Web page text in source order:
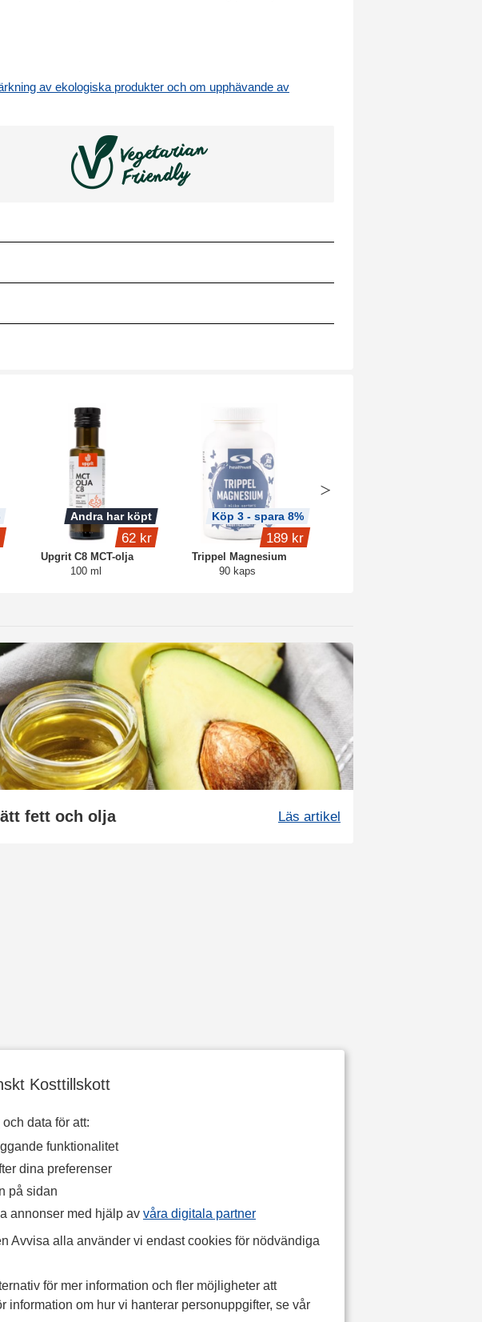
Kosttillskott
och data för att:
funktionalitet
dina preferenser
på sidan
annonser med hjälp av våra digitala partner
Avvisa alla använder vi endast cookies för nödvändiga
för mer information och fler möjligheter att
information om hur vi hanterar personuppgifter, se vår
av ekologiska produkter och om upphävande av
Upgrit C8 MCT-olja
100 ml
Andra har köpt
62 kr
Trippel Magnesium
90 kaps
Köp 3 - spara 8%
189 kr
fett och olja Läs artikel